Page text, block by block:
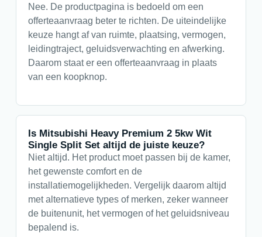
Nee. De productpagina is bedoeld om een
offerteaanvraag beter te richten. De uiteindelijke
keuze hangt af van ruimte, plaatsing, vermogen,
leidingtraject, geluidsverwachting en afwerking.
Daarom staat er een offerteaanvraag in plaats
van een koopknop.
Is Mitsubishi Heavy Premium 2 5kw Wit
Single Split Set altijd de juiste keuze?
Niet altijd. Het product moet passen bij de kamer,
het gewenste comfort en de
installatiemogelijkheden. Vergelijk daarom altijd
met alternatieve types of merken, zeker wanneer
de buitenunit, het vermogen of het geluidsniveau
bepalend is.